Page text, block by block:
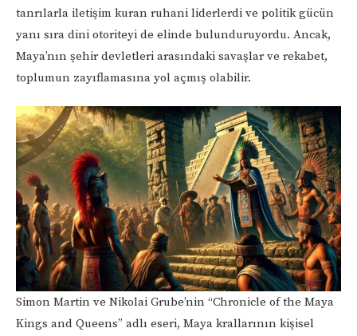
tanrılarla iletişim kuran ruhani liderlerdi ve politik gücün
yanı sıra dini otoriteyi de elinde bulunduruyordu. Ancak,
Maya’nın şehir devletleri arasındaki savaşlar ve rekabet,
toplumun zayıflamasına yol açmış olabilir.
Simon Martin ve Nikolai Grube’nin “Chronicle of the Maya
Kings and Queens” adlı eseri, Maya krallarının kişisel